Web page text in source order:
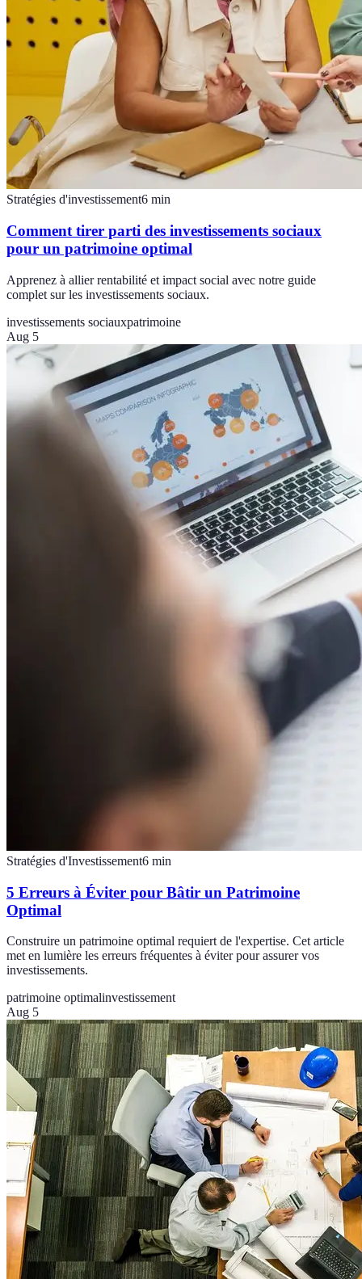
Stratégies d'investissement6 min
Comment tirer parti des investissements sociaux
pour un patrimoine optimal
Apprenez à allier rentabilité et impact social avec notre guide
complet sur les investissements sociaux.
investissements sociauxpatrimoine
Aug 5
Stratégies d'Investissement6 min
5 Erreurs à Éviter pour Bâtir un Patrimoine
Optimal
Construire un patrimoine optimal requiert de l'expertise. Cet article
met en lumière les erreurs fréquentes à éviter pour assurer vos
investissements.
patrimoine optimalinvestissement
Aug 5